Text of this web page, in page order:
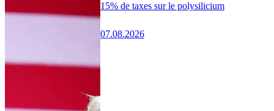
15% de taxes sur le polysilicium
07.08.2026